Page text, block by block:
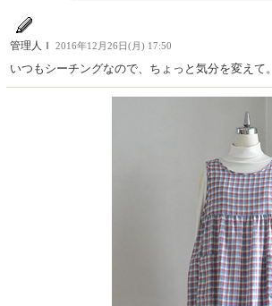
管理人Ｉ 2016年12月26日(月) 17:50
いつもシーチングなので、ちょっと気分を変えて。